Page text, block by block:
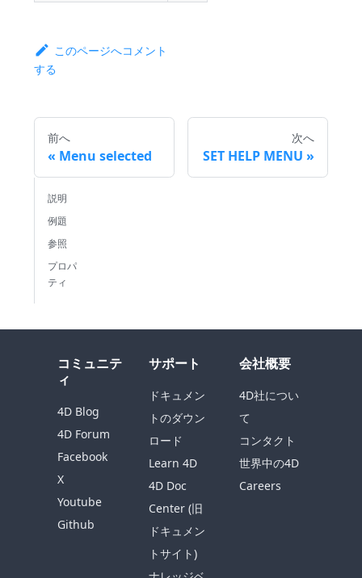
このページへコメント
する
前へ
Menu selected
次へ
SET HELP MENU
説明
例題
参照
プロパ
ティ
コミュニテ
ィ
4D Blog
4D Forum
Facebook
X
Youtube
Github
サポート
ドキュメン
トのダウン
ロード
Learn 4D
4D Doc
Center (旧
ドキュメン
トサイト)
会社概要
4D社につい
て
コンタクト
世界中の4D
Careers